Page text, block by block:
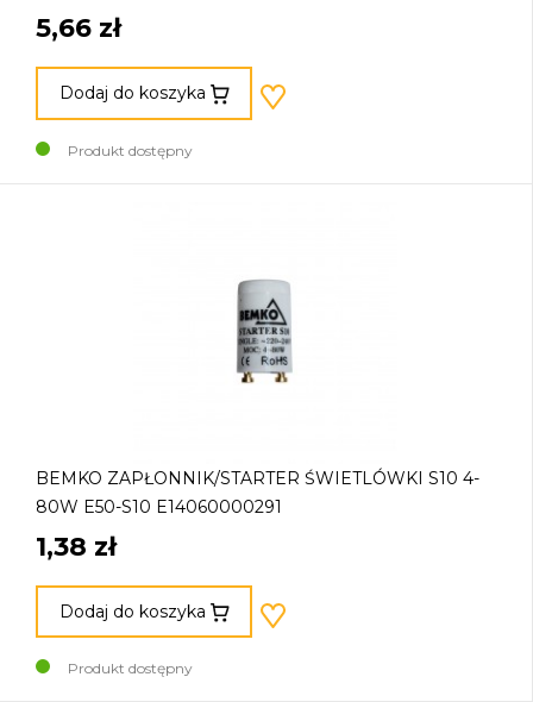
5,66 zł
Dodaj do koszyka
Produkt dostępny
BEMKO ZAPŁONNIK/STARTER ŚWIETLÓWKI S10 4-
80W E50-S10 E14060000291
1,38 zł
Dodaj do koszyka
Produkt dostępny